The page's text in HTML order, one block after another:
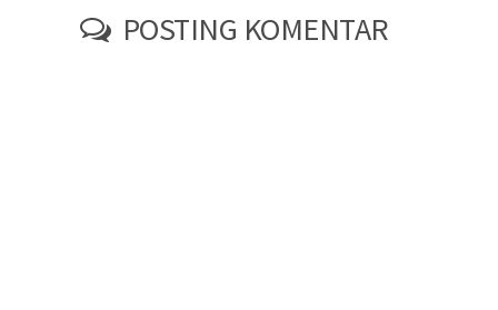
POSTING KOMENTAR